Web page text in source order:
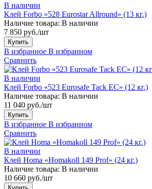
В наличии
Клей Forbo «528 Eurostar Allround» (13 кг.)
Наличие товара: В наличии
7 850 руб./шт
Купить
В избранное В избранном
Сравнить
В наличии
Клей Forbo «523 Eurosafe Tack EC» (12 кг.)
Наличие товара: В наличии
11 040 руб./шт
Купить
В избранное В избранном
Сравнить
В наличии
Клей Homa «Homakoll 149 Prof» (24 кг.)
Наличие товара: В наличии
10 660 руб./шт